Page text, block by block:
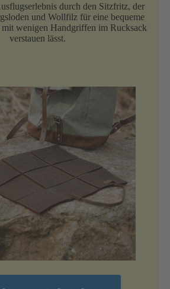
durch den Sitzfritz, der
und Wollfilz für eine bequeme
mit wenigen Handgriffen im Rucksack
verstauen lässt.